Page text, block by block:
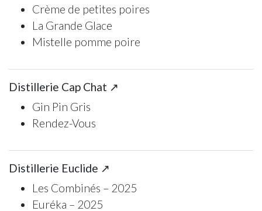
Crème de petites poires
La Grande Glace
Mistelle pomme poire
Distillerie Cap Chat ↗
Gin Pin Gris
Rendez-Vous
Distillerie Euclide ↗
Les Combinés – 2025
Euréka – 2025